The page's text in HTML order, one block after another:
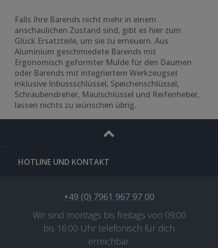
Falls Ihre Barends nicht mehr in einem
anschaulichen Zustand sind, gibt es hier zum
Glück Ersatzteile, um sie zu erneuern. Aus
Aluminium geschmiedete Barends mit
Ergonomisch geformter Mulde für den Daumen
oder Barends mit integriertem Werkzeugset
inklusive Inbussschlüssel, Speichenschlüssel,
Schraubendreher, Maulschlüssel und Reifenheber,
lassen nichts zu wünschen übrig.
HOTLINE UND KONTAKT
+49 (0) 7961 967 97 00
Wir sind montags bis freitags von 09:00
bis 16:00 Uhr telefonisch für dich
erreichbar.